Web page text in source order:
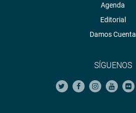
Agenda
Editorial
Damos Cuenta
SÍGUENOS